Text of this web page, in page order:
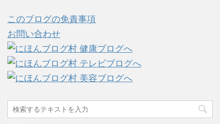
このブログの免責事項
お問い合わせ